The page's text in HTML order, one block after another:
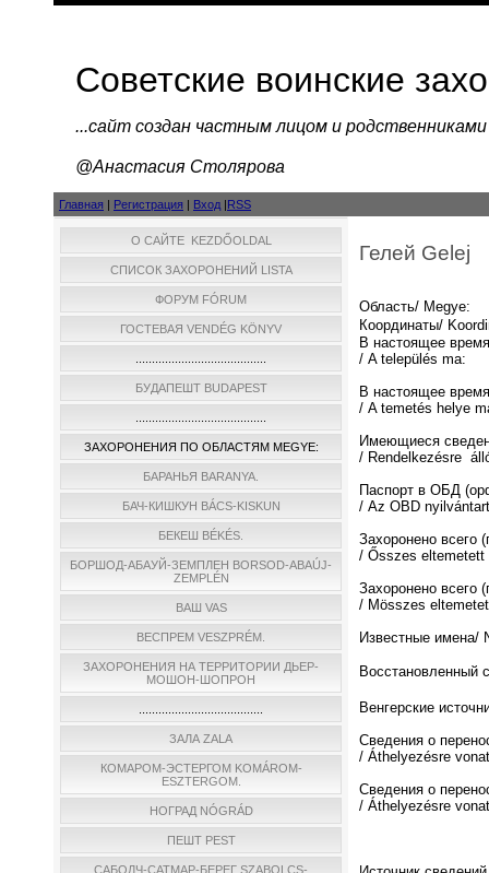
Советские воинские
...cайт создан частным лицом и
@Анастасия Столярова
Главная | Регистрация | Вход |RSS
О САЙТЕ KEZDŐOLDAL
СПИСОК ЗАХОРОНЕНИЙ LISTA
ФОРУМ FÓRUM
ГОСТЕВАЯ VENDÉG KÖNYV
БУДАПЕШТ BUDAPEST
ЗАХОРОНЕНИЯ ПО ОБЛАСТЯМ MEGYE:
БАРАНЬЯ BARANYA.
БАЧ-КИШКУН BÁCS-KISKUN
БЕКЕШ BÉKÉS.
БОРШОД-АБАУЙ-ЗЕМПЛЕН BORSOD-ABAÚJ-
ZEMPLÉN
ВАШ VAS
ВЕСПРЕМ VESZPRÉM.
ЗАХОРОНЕНИЯ НА ТЕРРИТОРИИ ДЬЕР-
МОШОН-ШОПРОН
ЗАЛА ZALA
КОМАРОМ-ЭСТЕРГОМ KOMÁROM-
ESZTERGOM.
НОГРАД NÓGRÁD
ПЕШТ PEST
САБОЛЧ-САТМАР-БЕРЕГ SZABOLCS-
Гелей Gelej
Область/ Megye:
Координаты/
В настоящее
/ A település ma:
В настоящее
/ A temetés helye
Имеющиеся
/ Rendelkezésre
Паспорт в ОБД
/ Az OBD
Захоронено всего
/ Ősszes eltemetett
Захоронено всего
/ Мösszes
Известные имена/
Восстановленный
Венгерские
Сведения о
/ Áthelyezésre
Сведения о
/ Áthelyezésre